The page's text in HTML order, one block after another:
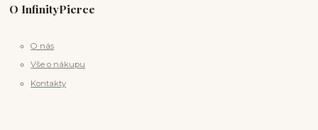
O InfinityPierce
O nás
Vše o nákupu
Kontakty